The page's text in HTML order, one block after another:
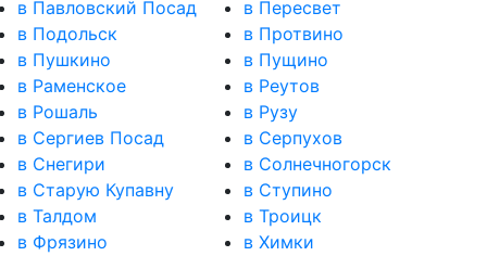
в Павловский Посад
в Пересвет
в Подольск
в Протвино
в Пушкино
в Пущино
в Раменское
в Реутов
в Рошаль
в Рузу
в Сергиев Посад
в Серпухов
в Снегири
в Солнечногорск
в Старую Купавну
в Ступино
в Талдом
в Троицк
в Фрязино
в Химки